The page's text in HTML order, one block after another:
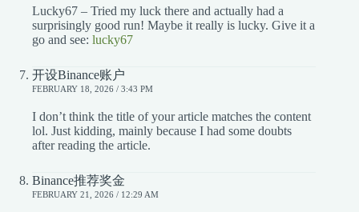
Lucky67 – Tried my luck there and actually had a
surprisingly good run! Maybe it really is lucky. Give it a
go and see: lucky67
开设Binance账户
FEBRUARY 18, 2026 / 3:43 PM
I don’t think the title of your article matches the content
lol. Just kidding, mainly because I had some doubts
after reading the article.
Binance推荐奖金
FEBRUARY 21, 2026 / 12:29 AM